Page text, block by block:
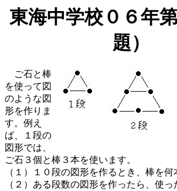
東海中学校０６年
題）
ご石と棒
を使って図
のような図
形を作りま
す。例え
ば、１段の
図形では、
ご石３個と棒３本を使います。
（１）１０段の図形を作るとき、棒を何
（２）ある段数の図形を作ったら、使